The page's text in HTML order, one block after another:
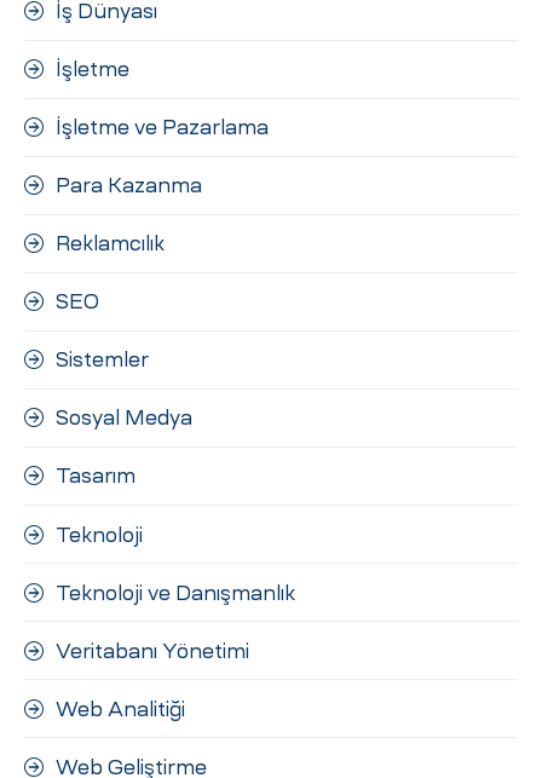
İş Dünyası
İşletme
İşletme ve Pazarlama
Para Kazanma
Reklamcılık
SEO
Sistemler
Sosyal Medya
Tasarım
Teknoloji
Teknoloji ve Danışmanlık
Veritabanı Yönetimi
Web Analitiği
Web Geliştirme